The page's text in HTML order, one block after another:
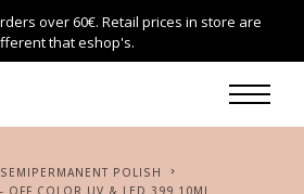
over 60€. Retail prices in store are
that eshop's.
SEMIPERMANENT POLISH
– OFF COLOR UV & LED 399 10ML